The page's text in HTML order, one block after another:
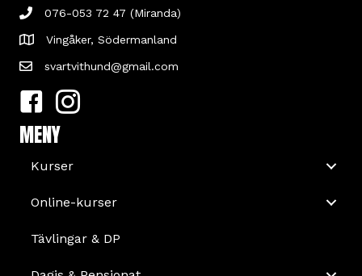
076-053 72 47 (Miranda)
Vingåker, Södermanland
svartvithund@gmail.com
MENY
Kurser
Online-kurser
Tävlingar & DP